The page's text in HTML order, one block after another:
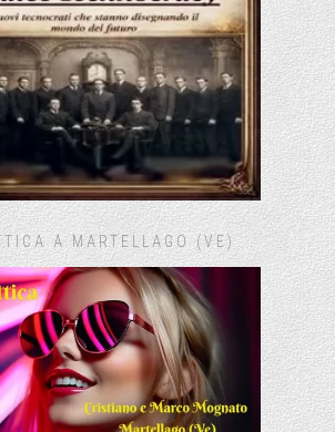
A MARTELLAGO (VE)